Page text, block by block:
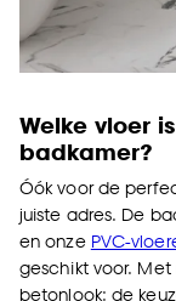
Welke vloer
badkamer?
Óók voor de
juiste adres. De
en onze PVC-
geschikt voor. Met
betonlook: de